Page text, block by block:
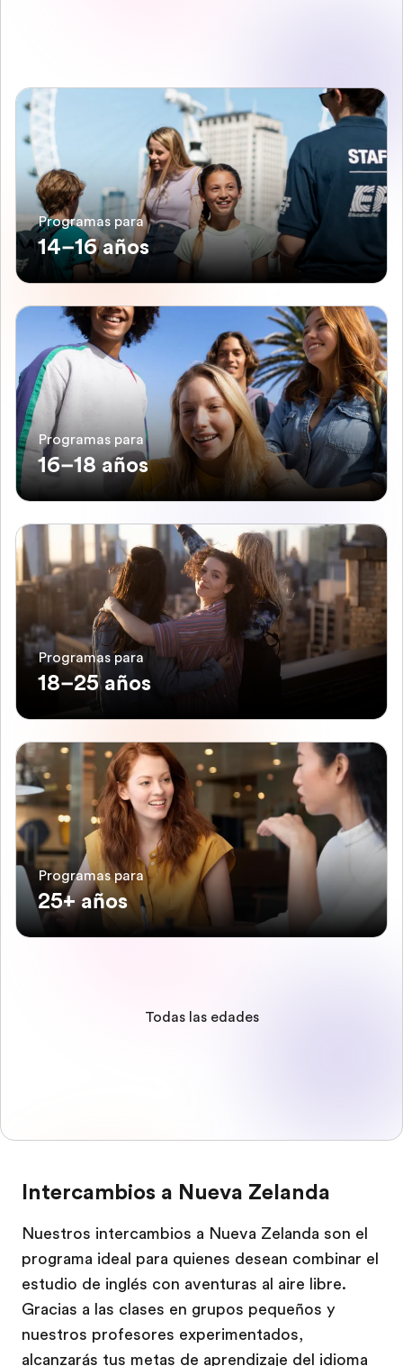
Programas para
14–16 años
Programas para
16–18 años
Programas para
18–25 años
Programas para
25+ años
Todas las edades
Intercambios a Nueva Zelanda
Nuestros intercambios a Nueva Zelanda son el
programa ideal para quienes desean combinar el
estudio de inglés con aventuras al aire libre.
Gracias a las clases en grupos pequeños y
nuestros profesores experimentados,
alcanzarás tus metas de aprendizaje del idioma